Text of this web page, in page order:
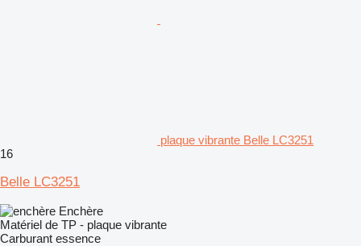
plaque vibrante Belle LC3251
16
Belle LC3251
Enchère
Matériel de TP - plaque vibrante
Carburant essence